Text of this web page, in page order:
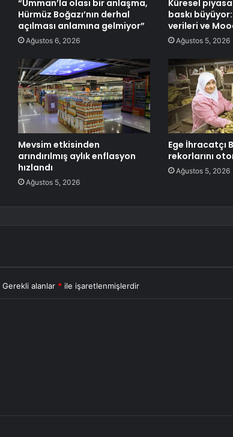
“Umman’la olası bir anlaşma,
Hürmüz Boğazı’nın derhal
açılması anlamına gelmiyor”
Ağustos 6, 2026
Küresel
baskı
verileri ve
Ağustos 5, 2026
Mevsim etkisinden
arındırılmış aylık enflasyon
hızlandı
Ağustos 5, 2026
Ege İhracatçı
rekorlarını
Ağustos 5, 2026
Gerekli alanlar * ile işaretlenmişlerdir